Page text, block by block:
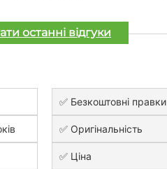
останні відгуки
✅ Безкоштовні правки
✅ Оригінальність
✅ Ціна